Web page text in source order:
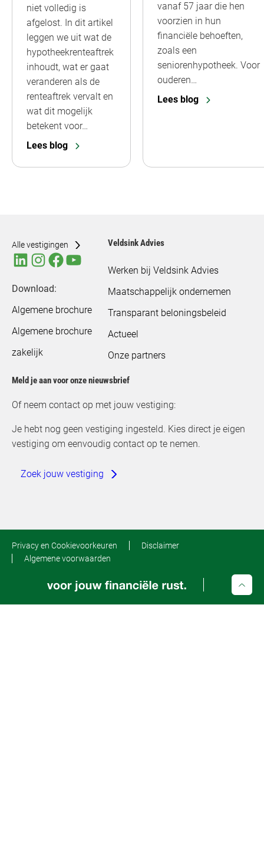
niet volledig is
afgelost. In dit artikel
leggen we uit wat de
hypotheekrenteaftrek
inhoudt, wat er gaat
veranderen als de
renteaftrek vervalt en
wat dit mogelijk
betekent voor…
Lees blog
vanaf 57 jaar die hen
voorzien in hun
financiële behoeften,
zoals een
seniorenhypotheek. Voor
ouderen…
Lees blog
Alle vestigingen
Download:
Algemene brochure
Algemene brochure
zakelijk
Veldsink Advies
Werken bij Veldsink Advies
Maatschappelijk ondernemen
Transparant beloningsbeleid
Actueel
Onze partners
Meld je aan voor onze nieuwsbrief
Of neem contact op met jouw vestiging:
Je hebt nog geen vestiging ingesteld. Kies direct je eigen
vestiging om eenvoudig contact op te nemen.
Zoek jouw vestiging
Privacy en Cookievoorkeuren
Disclaimer
Algemene voorwaarden